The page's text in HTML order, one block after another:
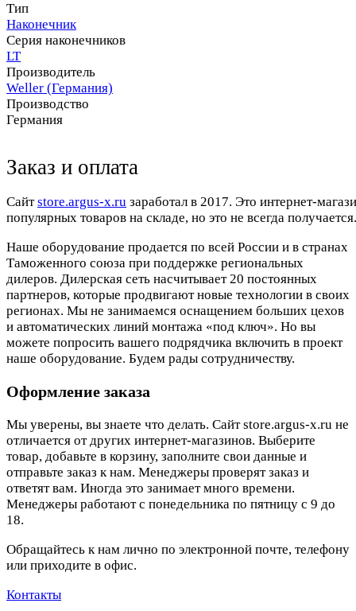
Тип
Наконечник
Серия наконечников
LT
Производитель
Weller (Германия)
Производство
Германия
Заказ и оплата
Cайтstore.argus-x.ru заработал в 2017. Это интернет-
популярных товаров на складе, но это не всегда
Наше оборудование продается по всей России и в странах
Таможенного союза при поддержке региональных
дилеров. Дилерская сеть насчитывает 20 постоянных
партнеров, которые продвигают новые технологии в своих
регионах. Мы не занимаемся оснащением больших цехов
и автоматических линий монтажа «под ключ». Но вы
можете попросить вашего подрядчика включить в проект
наше оборудование. Будем рады сотрудничеству.
Оформление заказа
Мы уверены, вы знаете что делать. Сайт store.argus-x.ru не
отличается от других интернет-магазинов. Выберите
товар, добавьте в корзину, заполните свои данные и
отправьте заказ к нам. Менеджеры проверят заказ и
ответят вам. Иногда это занимает много времени.
Менеджеры работают с понедельника по пятницу с 9 до
18.
Обращайтесь к нам лично по электронной почте, телефону
или приходите в офис.
Контакты